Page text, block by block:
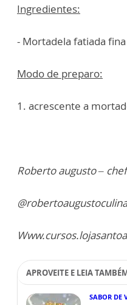
Ingredientes:
- Mortadela fatiada fina
Modo de preparo:
1. acrescente a
Roberto augusto –
APROVEITE E LEIA
SABOR DE